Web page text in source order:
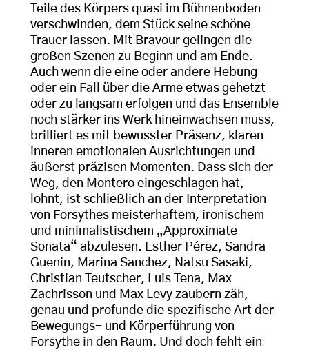
Teile des Körpers quasi im Bühnenboden
verschwinden, dem Stück seine schöne
Trauer lassen. Mit Bravour gelingen die
großen Szenen zu Beginn und am Ende.
Auch wenn die eine oder andere Hebung
oder ein Fall über die Arme etwas gehetzt
oder zu langsam erfolgen und das Ensemble
noch stärker ins Werk hineinwachsen muss,
brilliert es mit bewusster Präsenz, klaren
inneren emotionalen Ausrichtungen und
äußerst präzisen Momenten. Dass sich der
Weg, den Montero eingeschlagen hat,
lohnt, ist schließlich an der Interpretation
von Forsythes meisterhaftem, ironischem
und minimalistischem „Approximate
Sonata“ abzulesen. Esther Pérez, Sandra
Guenin, Marina Sanchez, Natsu Sasaki,
Christian Teutscher, Luis Tena, Max
Zachrisson und Max Levy zaubern zäh,
genau und profunde die spezifische Art der
Bewegungs- und Körperführung von
Forsythe in den Raum. Und doch fehlt ein